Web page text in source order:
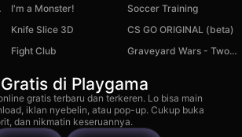
I'm a Monster!
Soccer Training
Knife Slice 3D
CS GO ORIGINAL (beta)
Fight Club Graveyard Wars - Two player
di Playgama
gratis terbaru dan terkeren. Lo bisa main
iklan nyebelin, atau pop-up. Cukup buka
dan nikmatin keseruannya.